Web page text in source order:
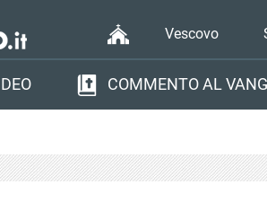
Vescovo
COMMENTO AL